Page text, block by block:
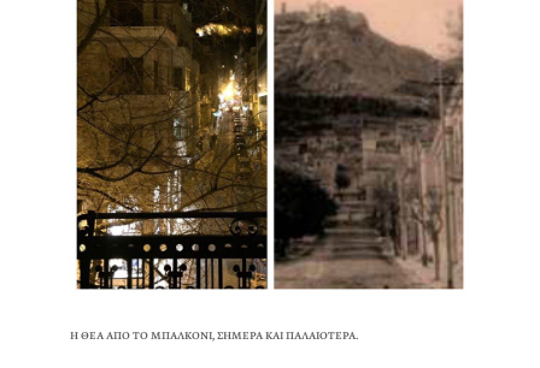
Η ΘΕΑ ΑΠΟ ΤΟ ΜΠΑΛΚΟΝΙ, ΣΗΜΕΡΑ ΚΑΙ ΠΑΛΑΙΟΤΕΡΑ.